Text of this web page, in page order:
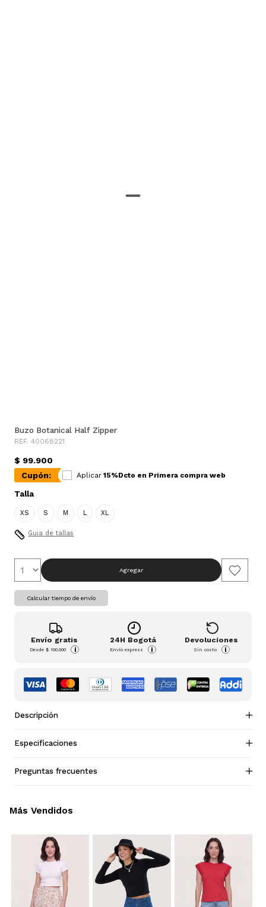
Buzo Botanical Half Zipper
REF. 40068221
$ 99.900
Cupón:
Aplicar 15%Dcto en Primera compra web
Talla
XS S M L XL
Guia de tallas
Agregar
Calcular tiempo de envío
Envío gratis
Desde$ 100.000 i
24H Bogotá
Envío express i
Devoluciones
Sin costo i
Descripción
Especificaciones
Preguntas frecuentes
Más Vendidos